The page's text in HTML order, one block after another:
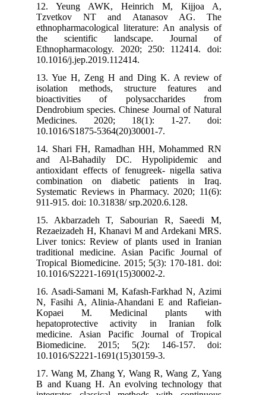
12. Yeung AWK, Heinrich M, Kijjoa A,
Tzvetkov NT and Atanasov AG. The
ethnopharmacological literature: An analysis of
the scientific landscape. Journal of
Ethnopharmacology. 2020; 250: 112414. doi:
10.1016/j.jep.2019.112414.
13. Yue H, Zeng H and Ding K. A review of
isolation methods, structure features and
bioactivities of polysaccharides from
Dendrobium species. Chinese Journal of Natural
Medicines. 2020; 18(1): 1-27. doi:
10.1016/S1875-5364(20)30001-7.
14. Shari FH, Ramadhan HH, Mohammed RN
and Al-Bahadily DC. Hypolipidemic and
antioxidant effects of fenugreek- nigella sativa
combination on diabetic patients in Iraq.
Systematic Reviews in Pharmacy. 2020; 11(6):
911-915. doi: 10.31838/ srp.2020.6.128.
15. Akbarzadeh T, Sabourian R, Saeedi M,
Rezaeizadeh H, Khanavi M and Ardekani MRS.
Liver tonics: Review of plants used in Iranian
traditional medicine. Asian Pacific Journal of
Tropical Biomedicine. 2015; 5(3): 170-181. doi:
10.1016/S2221-1691(15)30002-2.
16. Asadi-Samani M, Kafash-Farkhad N, Azimi
N, Fasihi A, Alinia-Ahandani E and Rafieian-
Kopaei M. Medicinal plants with
hepatoprotective activity in Iranian folk
medicine. Asian Pacific Journal of Tropical
Biomedicine. 2015; 5(2): 146-157. doi:
10.1016/S2221-1691(15)30159-3.
17. Wang M, Zhang Y, Wang R, Wang Z, Yang
B and Kuang H. An evolving technology that